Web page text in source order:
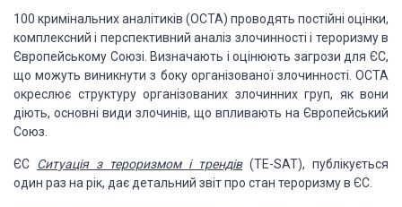
100 кримінальних аналітиків (OCTA) проводять постійні оцінки,
комплексний і перспективний аналіз злочинності і тероризму в
Європейському Союзі. Визначають і оцінюють загрози для ЄС,
що можуть виникнути з боку організованоїзлочинності. OCTA
окреслює структуру організованих злочинних груп, як вони
діють, основні види злочинів, що впливають на Європейський
Союз.
ЄС Ситуація з тероризмом і трендів (TE-SAT), публікується
один раз на рік, дає детальний звіт про стан тероризму в ЄС.